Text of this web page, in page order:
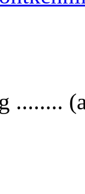
........